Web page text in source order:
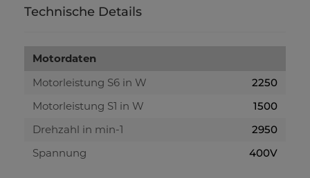
Technische Details
Motordaten
Motorleistung S6 in W
2250
Motorleistung S1 in W
1500
Drehzahl in min-1
2950
Spannung
400V